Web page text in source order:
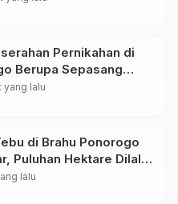
Pernikahan di
Berupa Sepasang
yang lalu
di Brahu Ponorogo
Puluhan Hektare Dilalap
lalu